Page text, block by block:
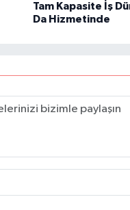
Tam Kapasite İş
Da Hizmetinde